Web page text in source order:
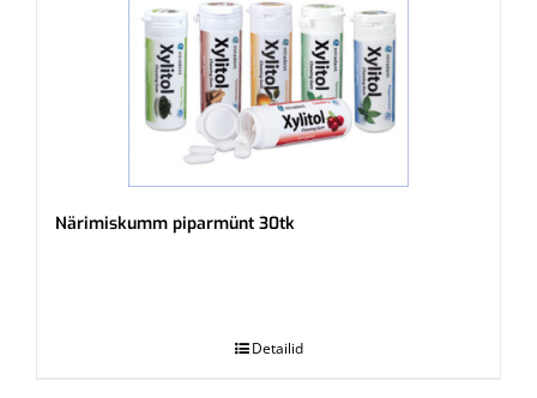
Närimiskumm piparmünt 30tk
Detailid